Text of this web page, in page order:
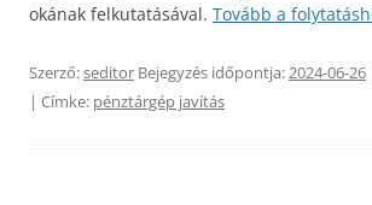
okának felkutatásával. Tovább a
Szerző:seditor Bejegyzés időpontja:2024-06-26
| Címke: pénztárgép javítás